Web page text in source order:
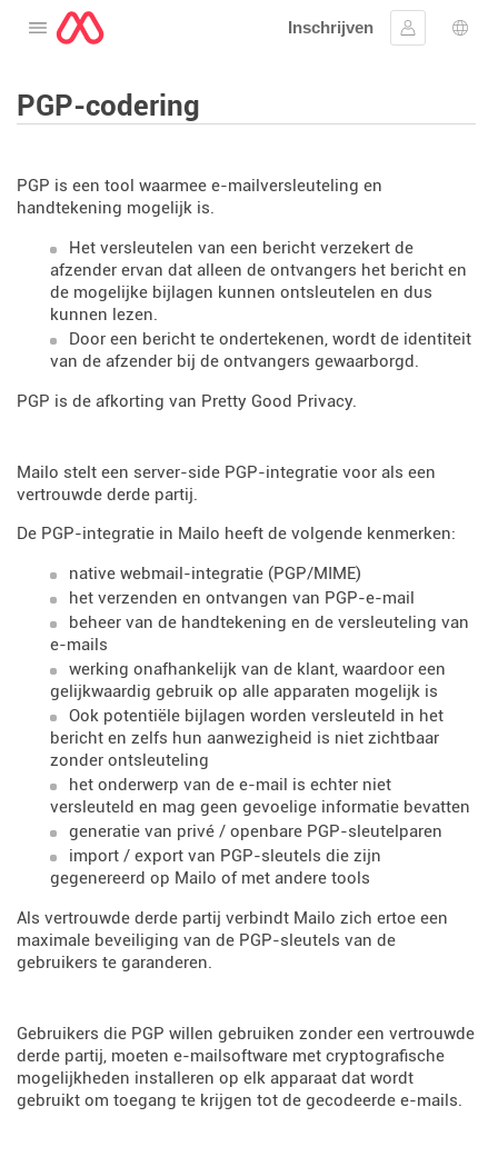
Open het menu
Inschrijven
Aanmelden
Taal
PGP-codering
PGP is een tool waarmee e-mailversleuteling en
handtekening mogelijk is.
Het versleutelen van een bericht verzekert de
afzender ervan dat alleen de ontvangers het bericht en
de mogelijke bijlagen kunnen ontsleutelen en dus
kunnen lezen.
Door een bericht te ondertekenen, wordt de identiteit
van de afzender bij de ontvangers gewaarborgd.
PGP is de afkorting van Pretty Good Privacy.
Mailo stelt een server-side PGP-integratie voor als een
vertrouwde derde partij.
De PGP-integratie in Mailo heeft de volgende kenmerken:
native webmail-integratie (PGP/MIME)
het verzenden en ontvangen van PGP-e-mail
beheer van de handtekening en de versleuteling van
e-mails
werking onafhankelijk van de klant, waardoor een
gelijkwaardig gebruik op alle apparaten mogelijk is
Ook potentiële bijlagen worden versleuteld in het
bericht en zelfs hun aanwezigheid is niet zichtbaar
zonder ontsleuteling
het onderwerp van de e-mail is echter niet
versleuteld en mag geen gevoelige informatie bevatten
generatie van privé / openbare PGP-sleutelparen
import / export van PGP-sleutels die zijn
gegenereerd op Mailo of met andere tools
Als vertrouwde derde partij verbindt Mailo zich ertoe een
maximale beveiliging van de PGP-sleutels van de
gebruikers te garanderen.
Gebruikers die PGP willen gebruiken zonder een vertrouwde
derde partij, moeten e-mailsoftware met cryptografische
mogelijkheden installeren op elk apparaat dat wordt
gebruikt om toegang te krijgen tot de gecodeerde e-mails.